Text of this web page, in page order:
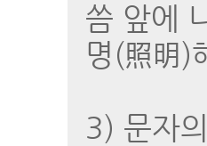
씀 앞에
명(照明)
3) 문자